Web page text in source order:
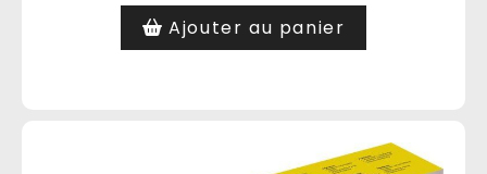
Ajouter au panier